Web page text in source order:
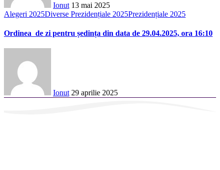
Ionut 13 mai 2025
Alegeri 2025Diverse Prezidențiale 2025Prezidențiale 2025
Ordinea de zi pentru ședința din data de 29.04.2025, ora 16:10
Ionut 29 aprilie 2025